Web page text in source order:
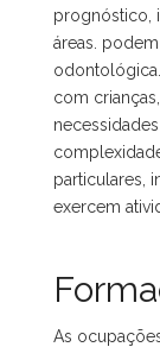
prognóstico,
áreas.
com
particulares,
exercem
As